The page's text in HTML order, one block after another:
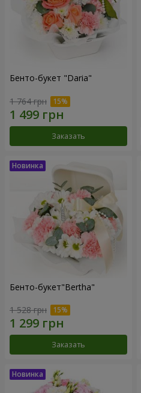
Бенто-букет "Daria"
1 764 грн
Заказать
Бенто-букет"Bertha"
1 528 грн
Заказать